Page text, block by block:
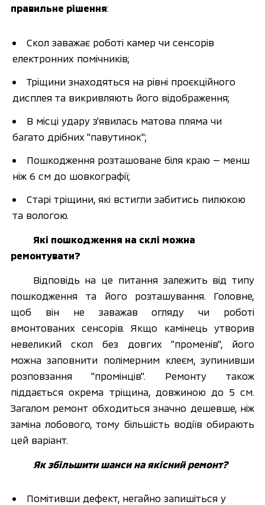
правильне рішення:
Скол заважає роботі камер чи сенсорів
електронних помічників;
Тріщини знаходяться на рівні проєкційного
дисплея та викривляють його відображення;
В місці удару з'явилась матова пляма чи
багато дрібних "павутинок";
Пошкодження розташоване біля краю — менш
ніж 6 см до шовкографії;
Старі тріщини, які встигли забитись пилюкою
та вологою.
Які пошкодження на склі можна
ремонтувати?
Відповідь на це питання залежить від типу
пошкодження та його розташування. Головне,
щоб він не заважав огляду чи роботі
вмонтованих сенсорів. Якщо камінець утворив
невеликий скол без довгих "променів", його
можна заповнити полімерним клеєм, зупинивши
розповзання "промінців". Ремонту також
піддається окрема тріщина, довжиною до 5 см.
Загалом ремонт обходиться значно дешевше, ніж
заміна лобового, тому більшість водіїв обирають
цей варіант.
Як збільшити шанси на якісний ремонт?
Помітивши дефект, негайно запишіться у